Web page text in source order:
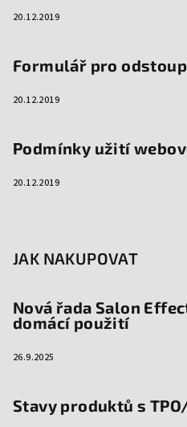
20.12.2019
Formulář pro
20.12.2019
Podmínky užití
20.12.2019
JAK NAKUPOVAT
Nová řada Salon
domácí použití
26.9.2025
Stavy produktů s